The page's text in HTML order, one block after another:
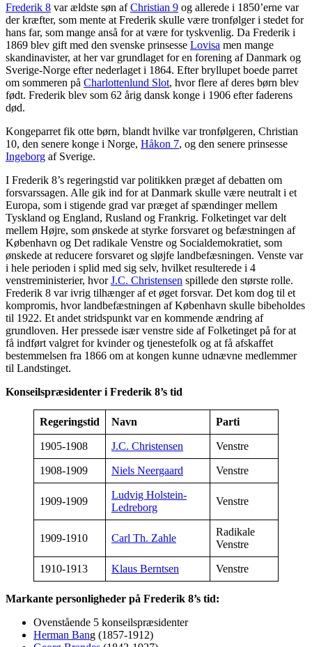
Frederik 8 var ældste søn afChristian 9 og allerede i 1850’erne var
der kræfter, som mente at Frederik skulle være tronfølger i stedet for
hans far, som mange anså for at være for tyskvenlig. Da Frederik i
1869 blev gift med den svenske prinsesse Lovisa men mange
skandinavister, at her var grundlaget for en forening af Danmark og
Sverige-Norge efter nederlaget i 1864. Efter bryllupet boede parret
om sommeren på Charlottenlund Slot, hvor flere af deres børn blev
født. Frederik blev som 62 årig dansk konge i 1906 efter faderens
død.
Kongeparret fik otte børn, blandt hvilke var tronfølgeren, Christian
10, den senere konge i Norge, Håkon 7, og den senere prinsesse
Ingeborg af Sverige.
I Frederik 8’s regeringstid var politikken præget af debatten om
forsvarssagen. Alle gik ind for at Danmark skulle være neutralt i et
Europa, som i stigende grad var præget af spændinger mellem
Tyskland og England, Rusland og Frankrig. Folketinget var delt
mellem Højre, som ønskede at styrke forsvaret og befæstningen af
København og Det radikale Venstre og Socialdemokratiet, som
ønskede at reducere forsvaret og sløjfe landbefæsningen. Venste var
i hele perioden i splid med sig selv, hvilket resulterede i 4
venstreministerier, hvorJ.C. Christensen spillede den største rolle.
Frederik 8 var ivrig tilhænger af et øget forsvar. Det kom dog til et
kompromis, hvor landbefæstningen af København skulle bibeholdes
til 1922. Et andet stridspunkt var en kommende ændring af
grundloven. Her pressede især venstre side af Folketinget på for at
få indført valgret for kvinder og tjenestefolk og at få afskaffet
bestemmelsen fra 1866 om at kongen kunne udnævne medlemmer
til Landstinget.
Konseilspræsidenter i Frederik 8’s tid
Regeringstid Navn Parti
1905-1908 J.C. Christensen Venstre
1908-1909 Niels Neergaard Venstre
1909-1909
Ludvig Holstein-
Ledreborg
Venstre
1909-1910 Carl Th. Zahle
Radikale
Venstre
1910-1913 Klaus Berntsen Venstre
Markante personligheder på Frederik 8’s tid:
Ovenstående 5 konseilspræsidenter
Herman Bang (1857-1912)